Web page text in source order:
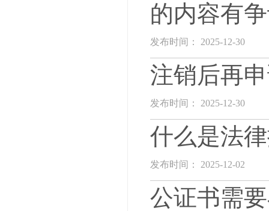
的内容有
发布时间： 2025-12-30
注销后再
发布时间： 2025-12-30
什么是法
发布时间： 2025-12-02
公证书需